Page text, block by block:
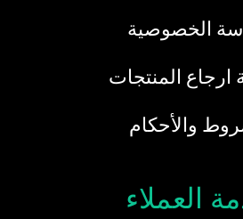
الخصوصية
ارجاع المنتجات
والأحكام
العملاء